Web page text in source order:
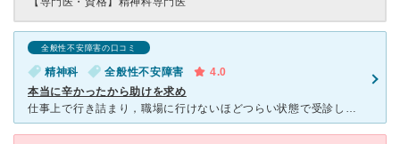
全般性不安障害の口コミ
精神科 全般性不安障害
4.0
本当に辛かったから助けを求め
仕事上で行き詰まり，職場に行けないほどつらい状態で受診しました。 もう何もしたくない・何も考えたくない・早く楽になりたいとの一心で先生に話をしました。 話すときに感情だけが伝わらないよう，自分